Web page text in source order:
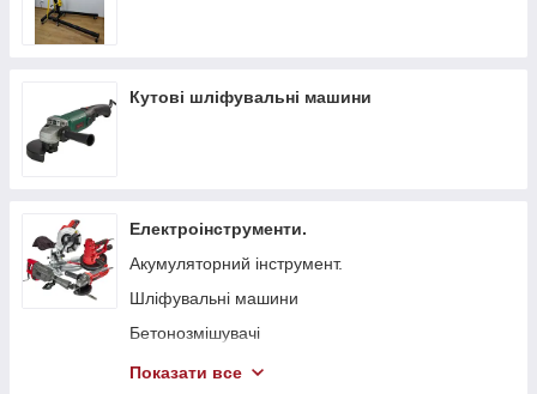
Кутові шліфувальні машини
Електроінструменти.
Акумуляторний інструмент.
Шліфувальні машини
Бетонозмішувачі
Болгарка (КШМ)
Показати все